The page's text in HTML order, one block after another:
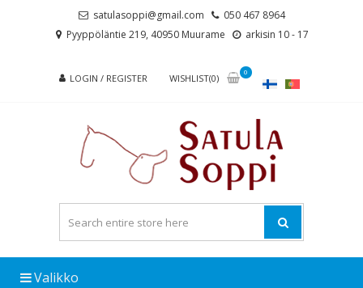
satulasoppi@gmail.com
050 467 8964
Pyyppöläntie 219, 40950 Muurame
arkisin 10 - 17
LOGIN / REGISTER WISHLIST(0)
0
Valikko